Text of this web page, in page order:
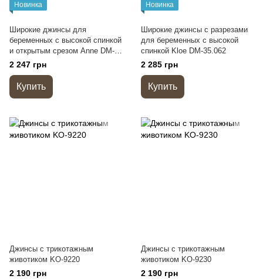
Новинка
Широкие джинсы для
беременных с высокой спинкой
и открытым срезом Anne DM-
35.021
2 247 грн
Купить
Новинка
Широкие джинсы с разрезами
для беременных с высокой
спинкой Kloe DM-35.062
2 285 грн
Купить
Джинсы с трикотажным
животиком KO-9220
2 190 грн
Джинсы с трикотажным
животиком KO-9230
2 190 грн